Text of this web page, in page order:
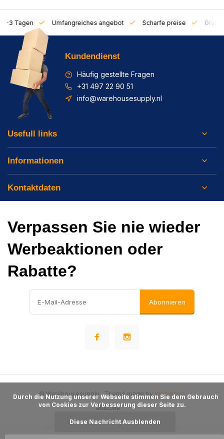
1-3 Tagen Umfangreiches angebot Scharfe preise Gratis
Kundendienst
Häufig gestellte Fragen
+31 497 22 90 51
info@warehousesupply.nl
Usefull links
Informationen
Kontaktdaten
Verpassen Sie nie wieder
Werbeaktionen oder
Rabatte?
Abonnieren
Sitemap
© Warehousesupply- Theme made by Webdinge
von Cookies zur Verbesserung dieser Seite zu.
Diese Nachricht Ausblenden